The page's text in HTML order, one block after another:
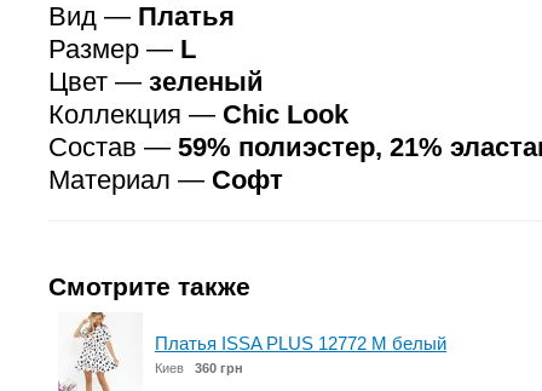
Вид — Платья
Размер — L
Цвет — зеленый
Коллекция — Chic Look
Состав — 59% полиэстер, 21%
Материал — Софт
Смотрите также
Платья ISSA PLUS 12772 M белый
Киев 360 грн